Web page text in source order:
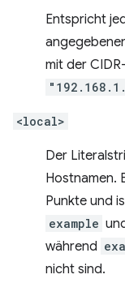
Entspricht
mit der
<local>
Der
Hostnamen.
Punkte und
example
während
nicht sind.